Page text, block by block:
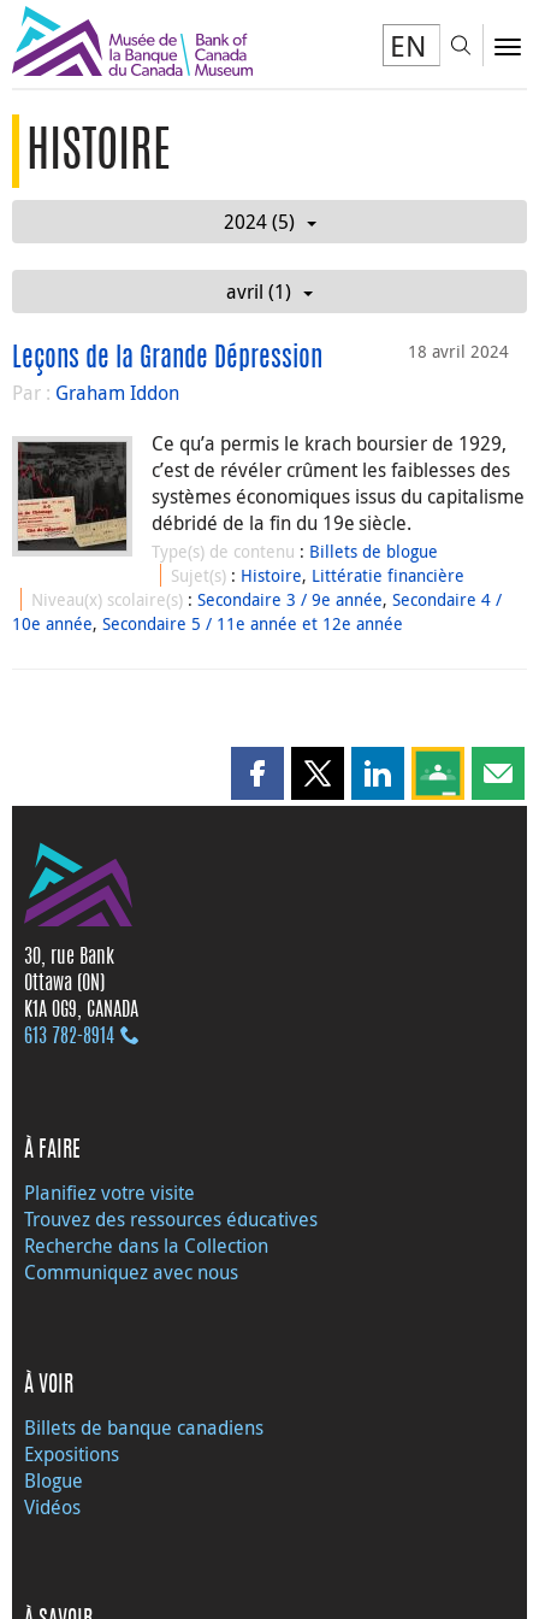
EN
HISTOIRE
2024 (5)
avril (1)
18 avril 2024
Leçons de la Grande Dépression
Par : Graham Iddon
Ce qu’a permis le krach boursier de 1929,
c’est de révéler crûment les faiblesses des
systèmes économiques issus du capitalisme
débridé de la fin du 19e siècle.
Type(s) de contenu : Billets de blogue
Sujet(s) : Histoire, Littératie financière
Niveau(x) scolaire(s) :Secondaire 3 / 9e année,Secondaire 4 /
10e année, Secondaire 5 / 11e année et 12e année
Partager cette page sur
Partager cette page sur X
Partager cette
Partagez
30, rue Bank
Ottawa (ON)
K1A 0G9, CANADA
613 782‑8914
À FAIRE
Planifiez votre visite
Trouvez des ressources éducatives
Recherche dans la Collection
Communiquez avec nous
À VOIR
Billets de banque canadiens
Expositions
Blogue
Vidéos